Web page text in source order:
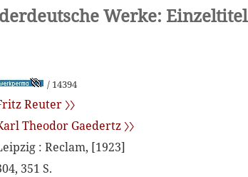
Werke: Einzeltitel
/ 14394
Reuter 〉〉
Theodor Gaedertz 〉〉
: Reclam, [1923]
351 S.